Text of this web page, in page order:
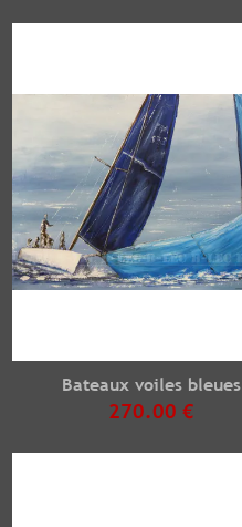
Bateaux voiles bleues
270.00 €